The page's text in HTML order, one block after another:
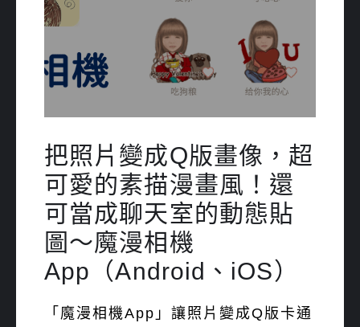
把照片變成Q版畫像，超
可愛的素描漫畫風！還
可當成聊天室的動態貼
圖～魔漫相機
App（Android、iOS）
「魔漫相機App」讓照片變成Q版卡通